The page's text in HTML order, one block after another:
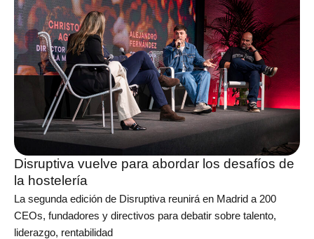
Disruptiva vuelve para abordar los desafíos de
la hostelería
La segunda edición de Disruptiva reunirá en Madrid a 200
CEOs, fundadores y directivos para debatir sobre talento,
liderazgo, rentabilidad